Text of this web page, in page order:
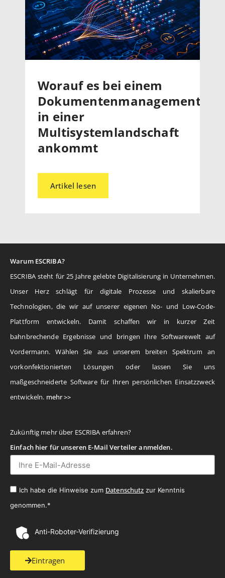
Worauf es bei einem
in einer
Multisystemlandschaft
ankommt
Artikel lesen
Warum ESCRIBA?
ESCRIBA steht für 25 Jahre gelebte Digitalisierung in Unternehmen.
Unser Herz schlägt für digitale Prozesse und skalierbare
Technologien, die wir auf unserer eigenen No- und Low-Code-
Plattform entwickeln. Damit schaffen wir in kurzer Zeit
bahnbrechende Ergebnisse und bringen Ihre Softwarewelt auf
Vordermann. Wählen Sie aus unserem breiten Spektrum an
vorkonfektionierten Lösungen oder lassen Sie uns
maßgeschneiderte Software für Ihren persönlichen Einsatzzweck
entwickeln. mehr >>
Zukünftig mehr über ESCRIBA erfahren?
Einfach hier für unseren E-Mail Verteiler anmelden.
Ich habe die Hinweise zum Datenschutz zur Kenntnis
genommen.*
Anti-Roboter-Verifizierung
Eintragen